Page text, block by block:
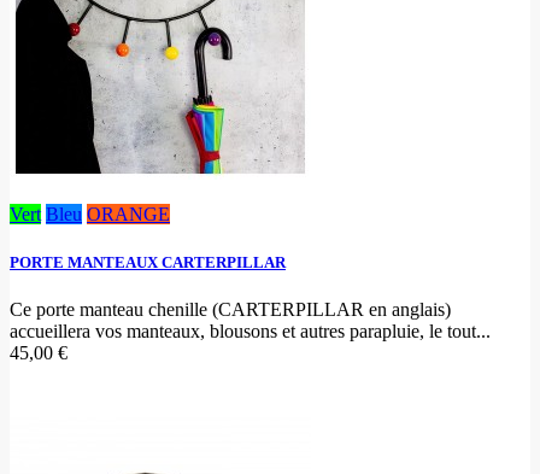
Vert Bleu ORANGE
PORTE MANTEAUX CARTERPILLAR
Ce porte manteau chenille (CARTERPILLAR en anglais)
accueillera vos manteaux, blousons et autres parapluie, le tout...
45,00 €